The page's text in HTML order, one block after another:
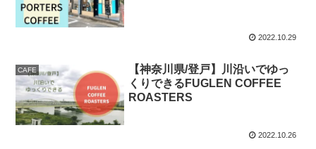
2022.10.29
CAFE
【神奈川県/登戸】川沿いでゆっ
くりできるFUGLEN COFFEE
ROASTERS
2022.10.26